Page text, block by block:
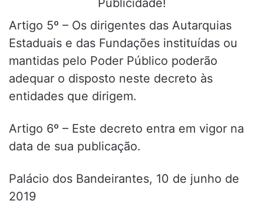
Artigo 5º – Os dirigentes das Autarquias
Estaduais e das Fundações instituídas ou
mantidas pelo Poder Público poderão
adequar o disposto neste decreto às
entidades que dirigem.
Artigo 6º – Este decreto entra em vigor na
data de sua publicação.
Palácio dos Bandeirantes, 10 de junho de
2019